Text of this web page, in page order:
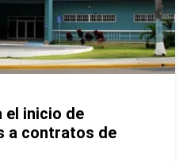
el inicio de
a contratos de